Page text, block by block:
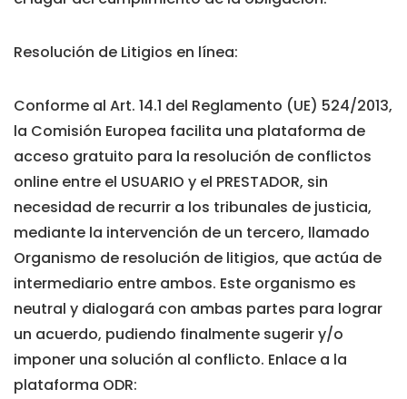
Resolución de Litigios en línea:
Conforme al Art. 14.1 del Reglamento (UE) 524/2013,
la Comisión Europea facilita una plataforma de
acceso gratuito para la resolución de conflictos
online entre el USUARIO y el PRESTADOR, sin
necesidad de recurrir a los tribunales de justicia,
mediante la intervención de un tercero, llamado
Organismo de resolución de litigios, que actúa de
intermediario entre ambos. Este organismo es
neutral y dialogará con ambas partes para lograr
un acuerdo, pudiendo finalmente sugerir y/o
imponer una solución al conflicto. Enlace a la
plataforma ODR: